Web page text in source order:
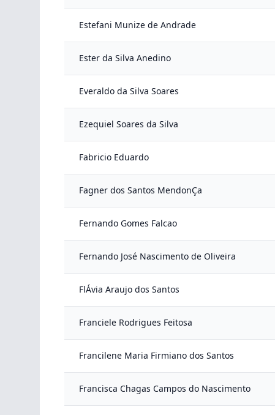
Estefani Munize de Andrade
Ester da Silva Anedino
Everaldo da Silva Soares
Ezequiel Soares da Silva
Fabricio Eduardo
Fagner dos Santos MendonÇa
Fernando Gomes Falcao
Fernando José Nascimento de Oliveira
FlÁvia Araujo dos Santos
Franciele Rodrigues Feitosa
Francilene Maria Firmiano dos Santos
Francisca Chagas Campos do Nascimento